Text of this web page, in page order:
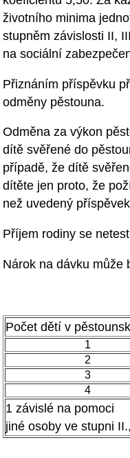
životního minima
stupněm závislosti II,
na sociální
Přiznáním příspěvku
odměny pěstouna.
Odměna za výkon
dítě svěřené do
případě, že dítě
dítěte jen proto, že
než uvedený
Příjem rodiny se
Nárok na dávku může
Počet dětí v
1
2
3
4
1 závislé na pomoci
jiné osoby ve stupni